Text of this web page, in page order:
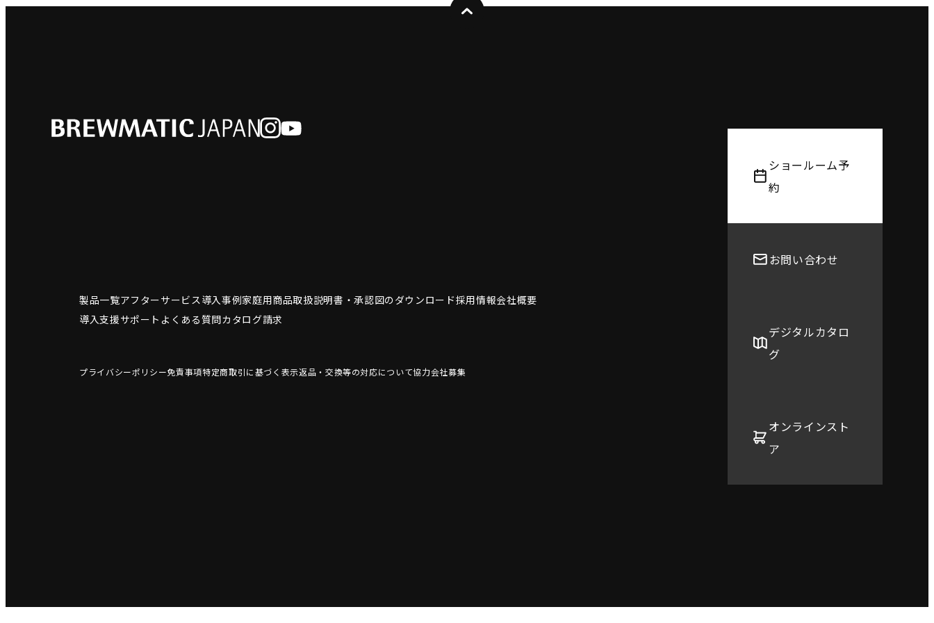
ショールーム予
約
お問い合わせ
デジタルカタロ
グ
オンラインスト
ア
製品一覧アフターサービス導入事例家庭用商品取扱説明書・承認図のダウンロード採用情報会社概要
導入支援サポート よくある質問カタログ請求
プライバシーポリシー免責事項特定商取引に基づく表示返品・交換等の対応について協力会社募集